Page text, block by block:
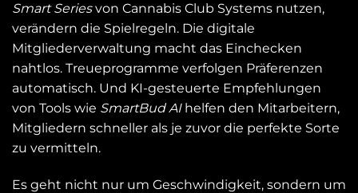
Smart Seriesvon Cannabis Club Systems nutzen,
verändern die Spielregeln. Die digitale
Mitgliederverwaltung macht das Einchecken
nahtlos. Treueprogramme verfolgen Präferenzen
automatisch. Und KI-gesteuerte Empfehlungen
von Tools wie SmartBud AI helfen den Mitarbeitern,
Mitgliedern schneller als je zuvor die perfekte Sorte
zu vermitteln.
Es geht nicht nur um Geschwindigkeit, sondern um